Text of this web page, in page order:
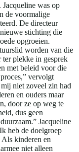
Jacqueline was op
de voormalige
De directeur
stichting die
opgroeien.
worden van die
plekke in gesprek
met beleid voor die
vervolgt
niet zoveel zin had
en ouders maar
door ze op weg te
dus geen
Jacqueline
heb de doelgroep
kinderen en
niet alleen